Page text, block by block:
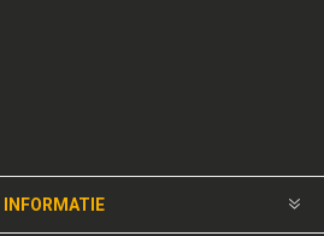
INFORMATIE